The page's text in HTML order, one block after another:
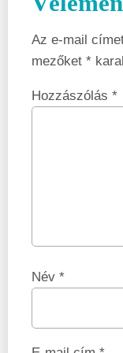
Az e-mail
mezőket *
Hozzászólás *
Név *